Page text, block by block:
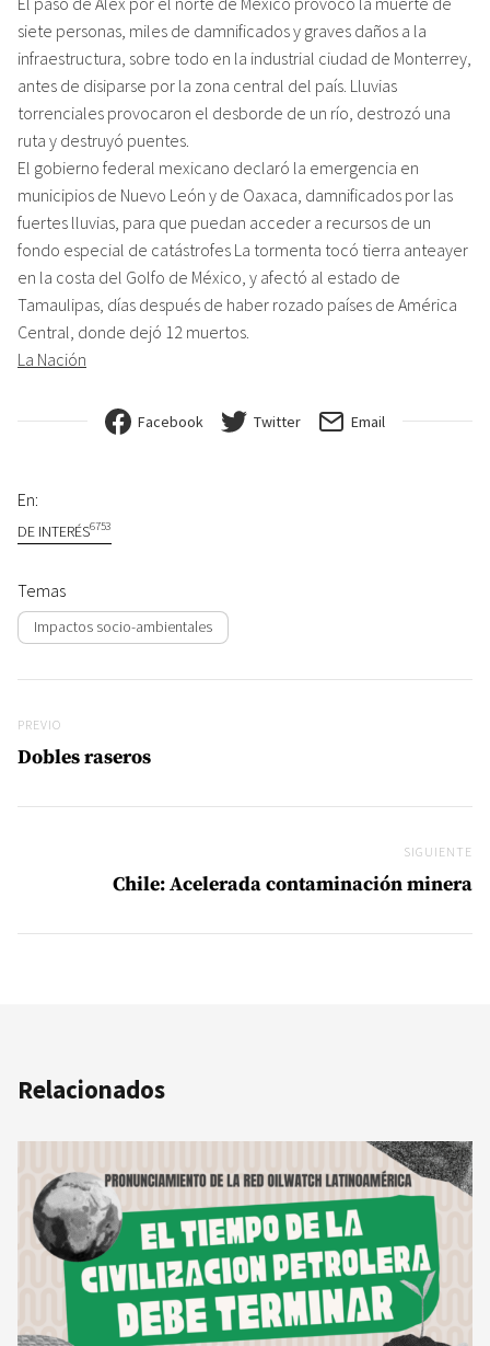
siete personas, miles de damnificados y graves daños a la
infraestructura, sobre todo en la industrial ciudad de Monterrey,
antes de disiparse por la zona central del país. Lluvias
torrenciales provocaron el desborde de un río, destrozó una
ruta y destruyó puentes.
El gobierno federal mexicano declaró la emergencia en
municipios de Nuevo León y de Oaxaca, damnificados por las
fuertes lluvias, para que puedan acceder a recursos de un
fondo especial de catástrofes La tormenta tocó tierra anteayer
en la costa del Golfo de México, y afectó al estado de
Tamaulipas, días después de haber rozado países de América
Central, donde dejó 12 muertos.
La Nación
Facebook Twitter Email
En:
DE INTERÉS6753
Temas
Impactos socio-ambientales
Previo
PREVIO
Dobles raseros
SIGUIENTE
Chile: Acelerada contaminación minera
Relacionados